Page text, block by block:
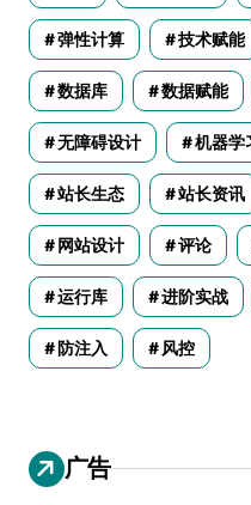
弹性计算 技术赋能
数据库 数据赋能
无障碍设计 机器学
站长生态 站长资讯
网站设计 评论
运行库 进阶实战
防注入 风控
广告